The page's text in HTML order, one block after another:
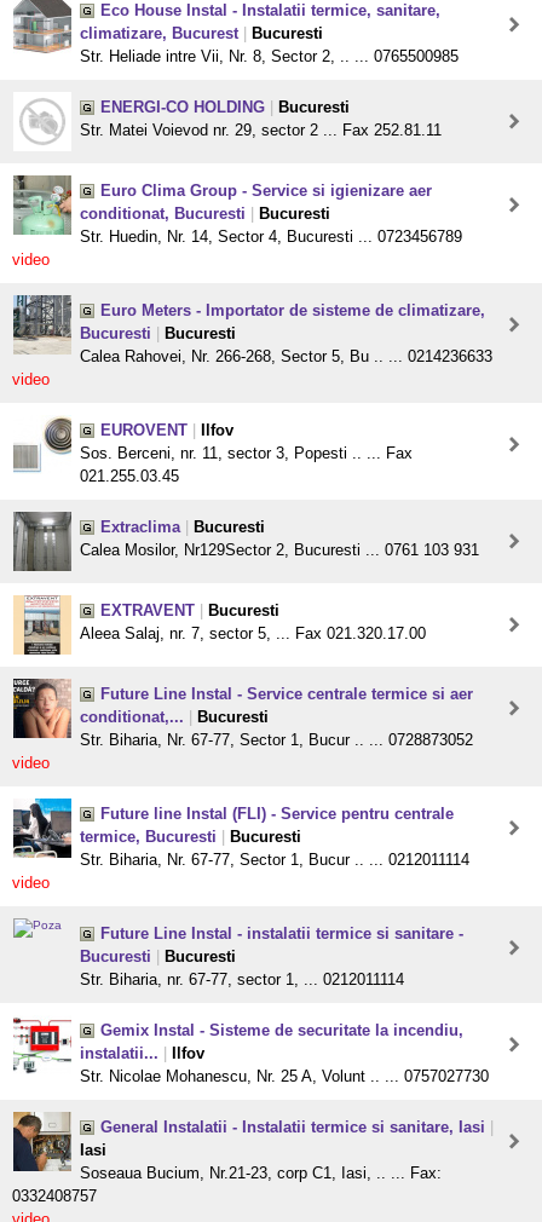
Eco House Instal - Instalatii termice, sanitare,
climatizare, Bucurest
Bucuresti
Str. Heliade intre Vii, Nr. 8, Sector 2, .. ... 0765500985
ENERGI-CO HOLDING
Bucuresti
Str. Matei Voievod nr. 29, sector 2 ... Fax 252.81.11
Euro Clima Group - Service si igienizare aer
conditionat, Bucuresti
Bucuresti
Str. Huedin, Nr. 14, Sector 4, Bucuresti ... 0723456789
video
Euro Meters - Importator de sisteme de climatizare,
Bucuresti
Bucuresti
Calea Rahovei, Nr. 266-268, Sector 5, Bu .. ... 0214236633
video
EUROVENT
Ilfov
Sos. Berceni, nr. 11, sector 3, Popesti .. ... Fax
021.255.03.45
Extraclima
Bucuresti
Calea Mosilor, Nr129Sector 2, Bucuresti ... 0761 103 931
EXTRAVENT
Bucuresti
Aleea Salaj, nr. 7, sector 5, ... Fax 021.320.17.00
Future Line Instal - Service centrale termice si aer
conditionat,...
Bucuresti
Str. Biharia, Nr. 67-77, Sector 1, Bucur .. ... 0728873052
video
Future line Instal (FLI) - Service pentru centrale
termice, Bucuresti
Bucuresti
Str. Biharia, Nr. 67-77, Sector 1, Bucur .. ... 0212011114
video
Future Line Instal - instalatii termice si sanitare -
Bucuresti
Bucuresti
Str. Biharia, nr. 67-77, sector 1, ... 0212011114
Gemix Instal - Sisteme de securitate la incendiu,
instalatii...
Ilfov
Str. Nicolae Mohanescu, Nr. 25 A, Volunt .. ... 0757027730
General Instalatii - Instalatii termice si sanitare, Iasi
Iasi
Soseaua Bucium, Nr.21-23, corp C1, Iasi, .. ... Fax:
0332408757